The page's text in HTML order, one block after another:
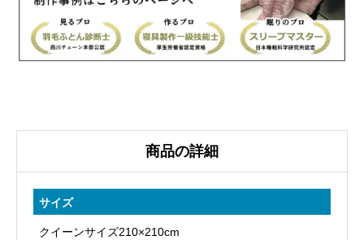
ー
ム
地
個
商品の詳細
サイズ
クイーンサイズ210×210cm